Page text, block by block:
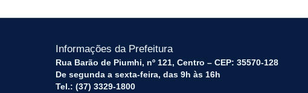
Informações da Prefeitura
Rua Barão de Piumhi, nº 121, Centro – CEP: 35570-128
De segunda a sexta-feira, das 9h às 16h
Tel.: (37) 3329-1800